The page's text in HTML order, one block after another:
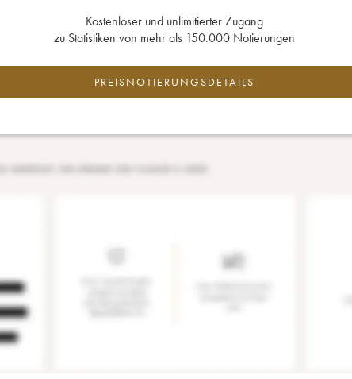
Kostenloser und unlimitierter Zugang
zu Statistiken von mehr als 150.000 Notierungen
PREISNOTIERUNGSDETAILS